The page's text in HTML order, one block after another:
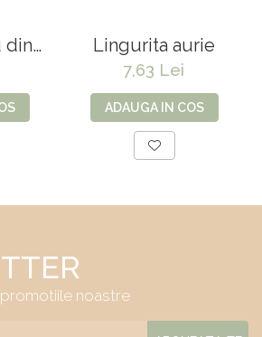
din
Lingurita aurie
7,63 Lei
ADAUGA IN COS
noastre